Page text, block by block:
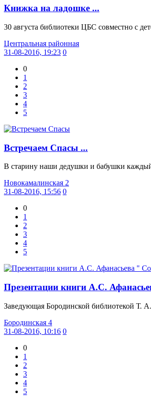
Книжка на ладошке ...
30 августа библиотеки ЦБС совместно с
Центральная районная
31-08-2016, 19:23 0
0
1
2
3
4
5
Встречаем Спасы ...
В старину наши дедушки и бабушки
Новокамалинская 2
31-08-2016, 15:56 0
0
1
2
3
4
5
Презентации книги А.С.
Заведующая Бородинской библиотекой Т.
Бородинская 4
31-08-2016, 10:16 0
0
1
2
3
4
5